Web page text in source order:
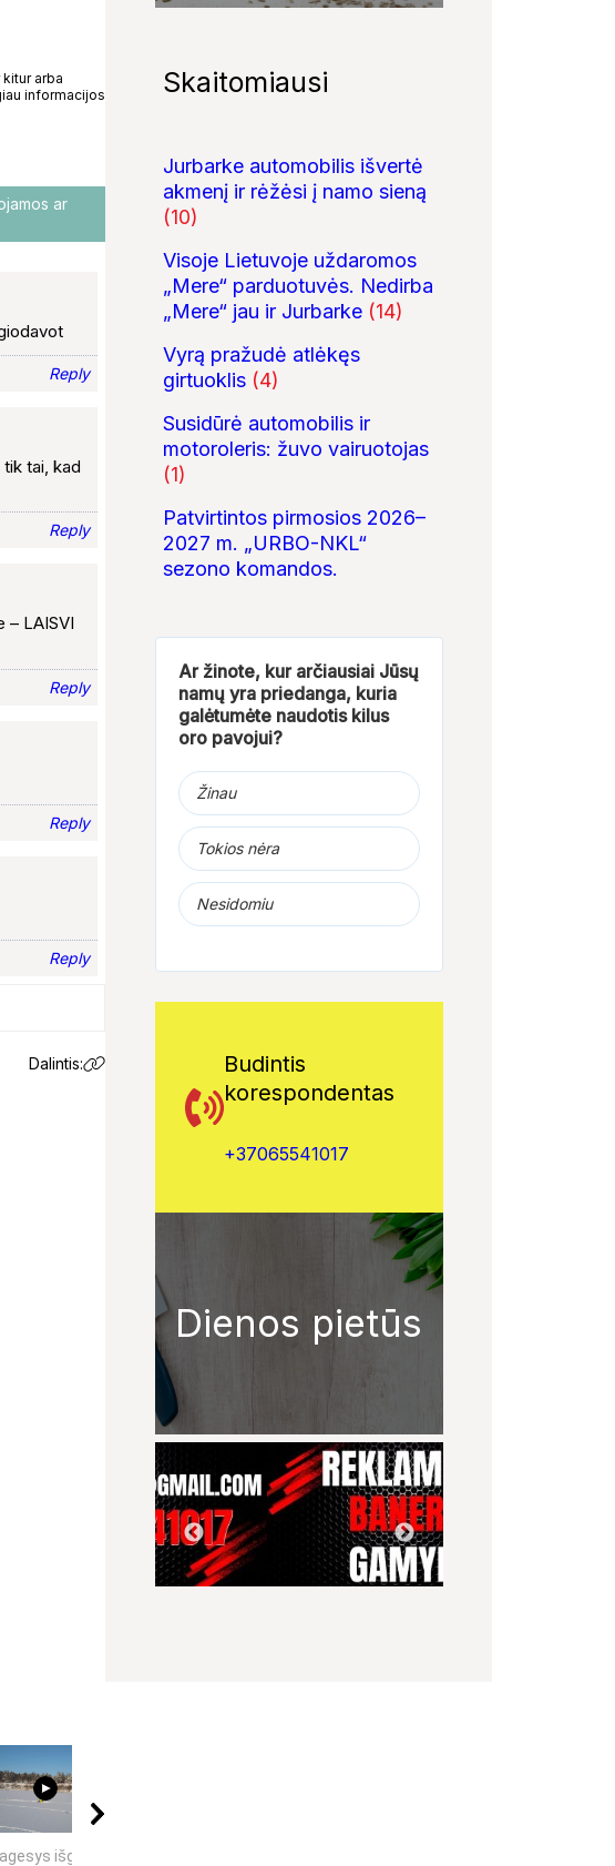
arba
informacijos
ar
Reply
tai, kad
Reply
– LAISVI
Reply
Reply
Reply
Dalintis:
00:12
išgelbsti
Skaitomiausi
Jurbarke automobilis išvertė
akmenį ir rėžėsi į namo sieną
(10)
Visoje Lietuvoje uždaromos
„Mere“ parduotuvės. Nedirba
„Mere“ jau ir Jurbarke (14)
Vyrą pražudė atlėkęs
girtuoklis (4)
Susidūrė automobilis ir
motoroleris: žuvo vairuotojas
(1)
Patvirtintos pirmosios 2026–
2027 m. „URBO-NKL“
sezono komandos.
Ar žinote, kur arčiausiai Jūsų
namų yra priedanga, kuria
galėtumėte naudotis kilus
oro pavojui?
Žinau
Tokios nėra
Nesidomiu
Budintis
korespondentas
+37065541017
Dienos pietūs